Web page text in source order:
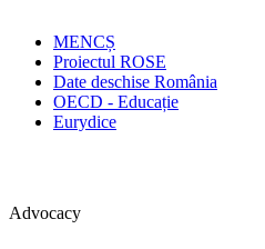
MENCȘ
Proiectul ROSE
Date deschise România
OECD - Educație
Eurydice
Advocacy